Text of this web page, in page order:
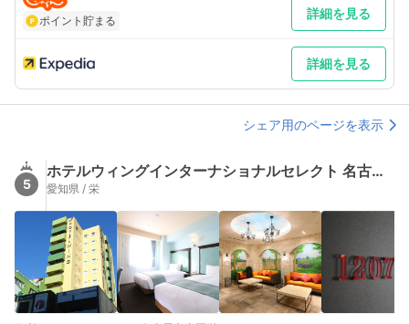
ポイント貯まる 詳細を見る
詳細を見る
シェア用のページを表示
5
ホテルウィングインターナショナルセレクト 名古屋栄 （Hotel Wing International Select）
愛知県 / 栄